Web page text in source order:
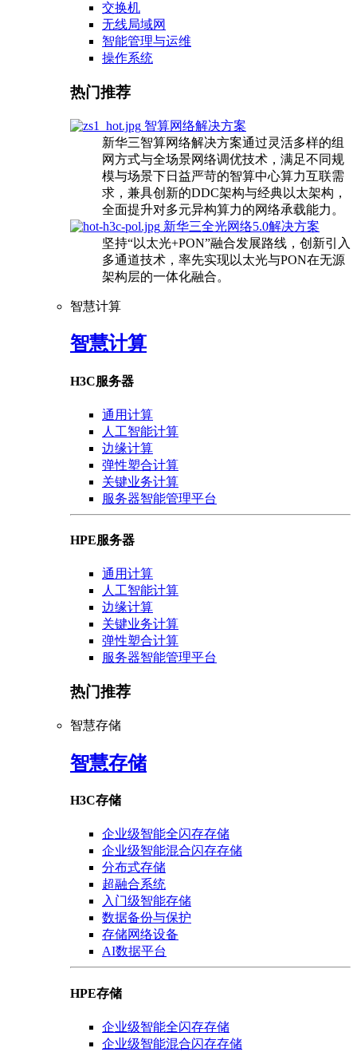
交换机
无线局域网
智能管理与运维
操作系统
热门推荐
智算网络解决方案
新华三智算网络解决方案通过灵活多样的组
网方式与全场景网络调优技术，满足不同规
模与场景下日益严苛的智算中心算力互联需
求，兼具创新的DDC架构与经典以太架构，
全面提升对多元异构算力的网络承载能力。
新华三全光网络5.0解决方案
坚持“以太光+PON”融合发展路线，创新引入
多通道技术，率先实现以太光与PON在无源
架构层的一体化融合。
智慧计算
智慧计算
H3C服务器
通用计算
人工智能计算
边缘计算
弹性塑合计算
关键业务计算
服务器智能管理平台
HPE服务器
通用计算
人工智能计算
边缘计算
关键业务计算
弹性塑合计算
服务器智能管理平台
热门推荐
智慧存储
智慧存储
H3C存储
企业级智能全闪存存储
企业级智能混合闪存存储
分布式存储
超融合系统
入门级智能存储
数据备份与保护
存储网络设备
AI数据平台
HPE存储
企业级智能全闪存存储
企业级智能混合闪存存储